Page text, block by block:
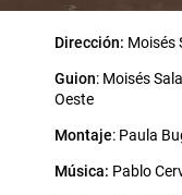
Dirección: Moisés
Guion: Moisés
Oeste
Montaje: Paula
Música: Pablo